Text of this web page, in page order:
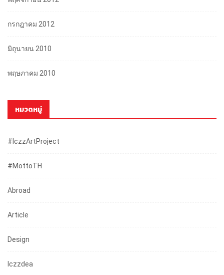
กรกฎาคม 2012
มิถุนายน 2010
พฤษภาคม 2010
หมวดหมู่
#iczzArtProject
#mottoTH
Abroad
Article
Design
Iczzdea